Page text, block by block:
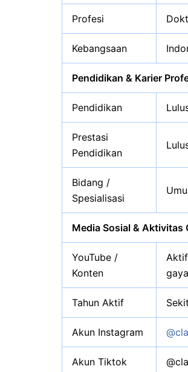
Profesi
Kebangsaan
Pendidikan & Karier
Pendidikan
Prestasi
Pendidikan
Bidang /
Spesialisasi
Media Sosial & Aktivitas
YouTube /
Konten
Tahun Aktif
Akun Instagram
Akun Tiktok